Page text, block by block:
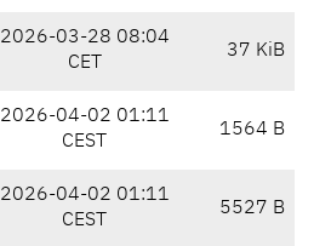
2026-03-28 08:04
CET
37 KiB
2026-04-02 01:11
CEST
1564 B
2026-04-02 01:11
CEST
5527 B